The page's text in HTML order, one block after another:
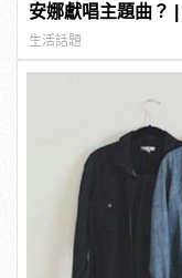
安娜獻唱主題曲？
生活話題